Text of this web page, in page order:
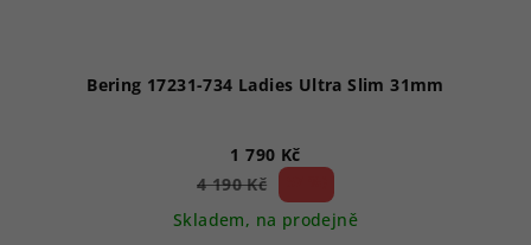
Bering 17231-734 Ladies Ultra Slim 31mm
1 790 Kč
4 190 Kč
Skladem, na prodejně